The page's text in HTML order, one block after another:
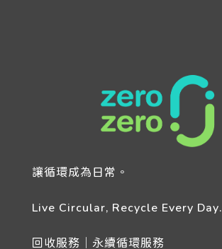
讓循環成為日常。
Live Circular, Recycle Every Day.
回收服務｜永續循環服務